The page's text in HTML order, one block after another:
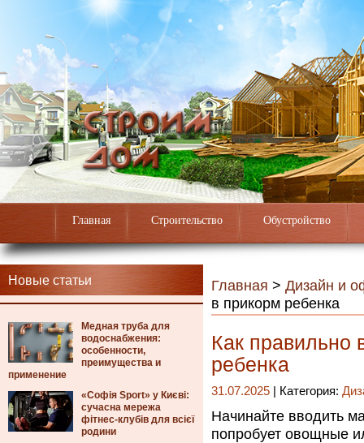
Главная Строительство Обустройство
Новые статьи
Медная труба для
водоснабжения:
особенности,
преимущества и
применение
«Софія Sport» у Києві:
сучасна мережа
фітнес-клубів для всієї
родини
Главная > Дизайн и
в прикорм ребенка
Как правильно
ребенка
31.07.2025 | Категория:
Начинайте вводить
попробует овощные